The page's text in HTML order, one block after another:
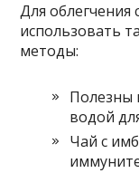
Для
использовать
методы:
Полезны
водой
Чай с